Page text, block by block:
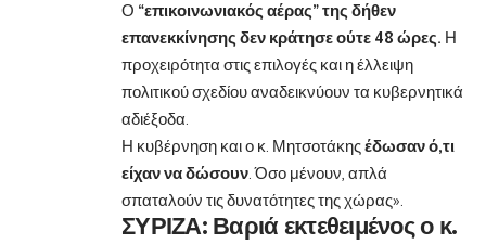
Ο “επικοινωνιακός αέρας” της δήθεν
επανεκκίνησης δεν κράτησε ούτε 48 ώρες. Η
προχειρότητα στις επιλογές και η έλλειψη
πολιτικού σχεδίου αναδεικνύουν τα κυβερνητικά
αδιέξοδα.
Η κυβέρνηση και ο κ. Μητσοτάκηςέδωσαν ό,τι
είχαν να δώσουν . Όσο μένουν, απλά
σπαταλούν τις δυνατότητες της χώρας».
ΣΥΡΙΖΑ: Βαριά εκτεθειμένος ο κ.